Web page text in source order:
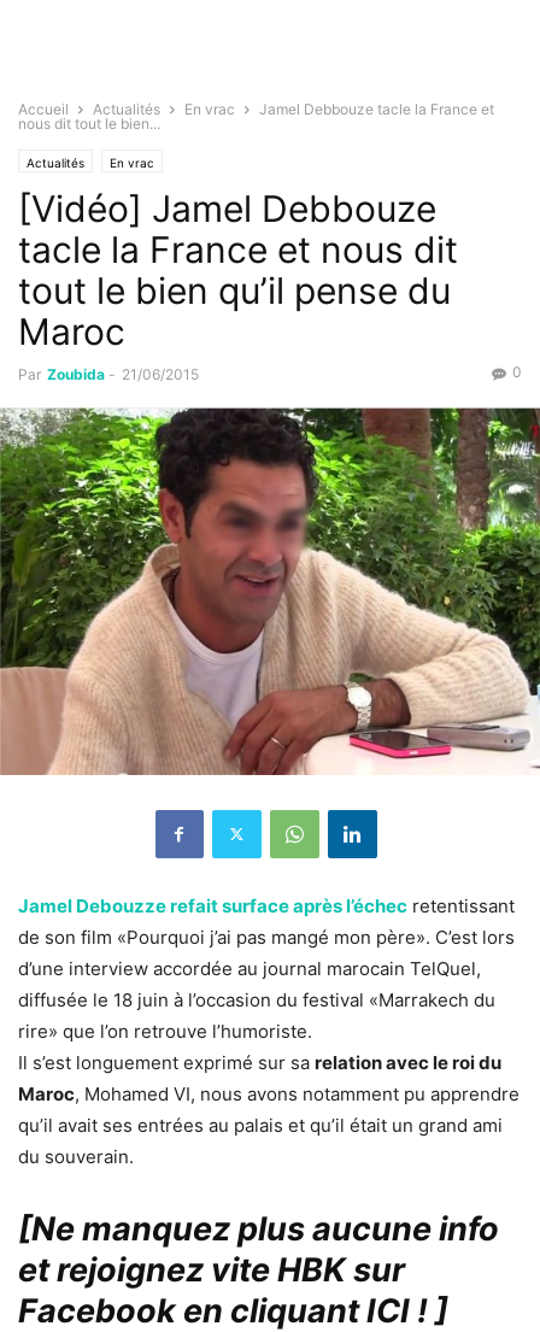
Accueil Actualités En vrac
Jamel Debbouze tacle la France et
nous dit tout le bien...
Actualités En vrac
[Vidéo] Jamel Debbouze
tacle la France et nous dit
tout le bien qu’il pense du
Maroc
Par Zoubida - 21/06/2015 0
Jamel Debouzze refait surface après l’échec retentissant
de son film «Pourquoi j’ai pas mangé mon père». C’est lors
d’une interview accordée au journal marocain TelQuel,
diffusée le 18 juin à l’occasion du festival «Marrakech du
rire» que l’on retrouve l’humoriste.
Il s’est longuement exprimé sur sa relation avec le roi du
Maroc, Mohamed VI, nous avons notamment pu apprendre
qu’il avait ses entrées au palais et qu’il était un grand ami
du souverain.
[Ne manquez plus aucune info
et rejoignez vite HBK sur
Facebook en cliquant ICI !]